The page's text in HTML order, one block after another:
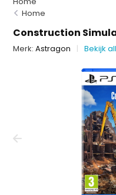
Home
Construction
Merk:Astragon Bekijk